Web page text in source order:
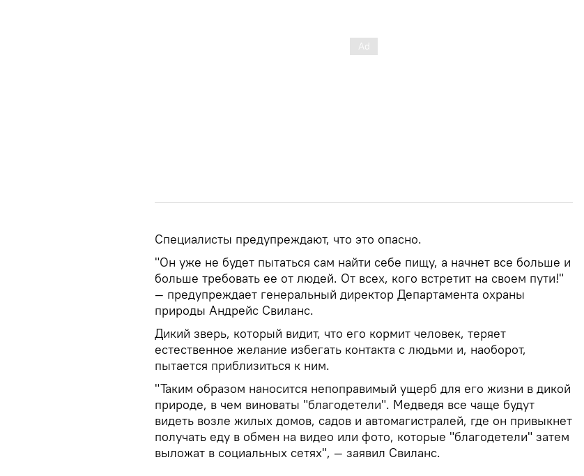
Специалисты предупреждают, что это опасно.
"Он уже не будет пытаться сам найти себе пищу, а начнет все больше и
больше требовать ее от людей. От всех, кого встретит на своем пути!"
— предупреждает генеральный директор Департамента охраны
природы Андрейс Свиланс.
Дикий зверь, который видит, что его кормит человек, теряет
естественное желание избегать контакта с людьми и, наоборот,
пытается приблизиться к ним.
"Таким образом наносится непоправимый ущерб для его жизни в дикой
природе, в чем виноваты "благодетели". Медведя все чаще будут
видеть возле жилых домов, садов и автомагистралей, где он привыкнет
получать еду в обмен на видео или фото, которые "благодетели" затем
выложат в социальных сетях", — заявил Свиланс.